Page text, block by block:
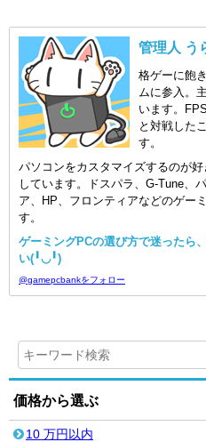
管理人 う
格ゲーに飽
ムに参入。
います。
と対戦した
す。
パソコンをカスタマイズするのが
しています。ドスパラ、G-Tune、
ア、HP、フロンティアなどのゲー
す。
ゲーミングPCの選び方で迷ったら
い(╹◡╹)
@gamepcbankをフォロー
価格から選ぶ
10 万円以内